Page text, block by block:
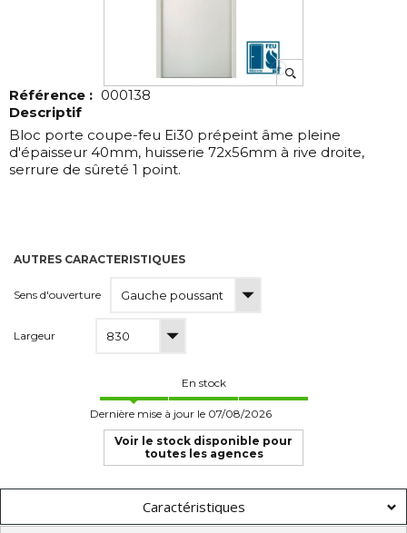
Référence : 000138
Descriptif
Bloc porte coupe-feu Ei30 prépeint âme pleine
d'épaisseur 40mm, huisserie 72x56mm à rive droite,
serrure de sûreté 1 point.
AUTRES CARACTERISTIQUES
Sens d'ouverture
Largeur
En stock
Dernière mise à jour le 07/08/2026
Voir le stock disponible pour
toutes les agences
Caractéristiques